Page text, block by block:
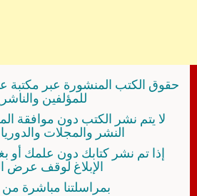
حقوق الكتب المنشورة عبر مكتبة
للمؤلفين
لا يتم نشر الكتب دون موافقة
النشر والمجلات
إذا تم نشر كتابك دون علمك أو
الإبلاغ لوقف عرض
بمراسلتنا مباشرة من